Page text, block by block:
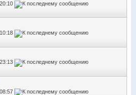
20:10
10:18
23:13
08:57